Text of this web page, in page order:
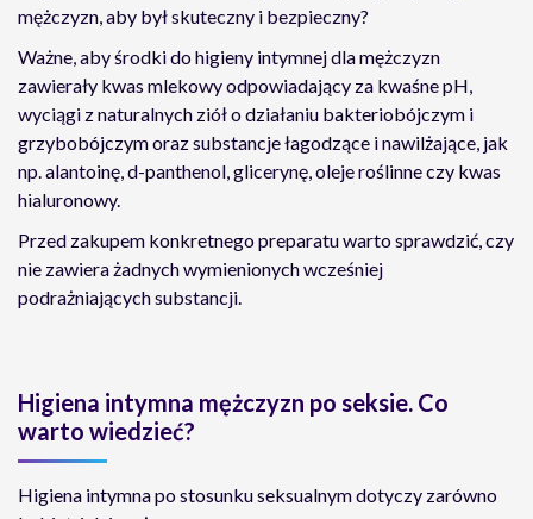
mężczyzn, aby był skuteczny i bezpieczny?
Ważne, aby środki do higieny intymnej dla mężczyzn
zawierały kwas mlekowy odpowiadający za kwaśne pH,
wyciągi z naturalnych ziół o działaniu bakteriobójczym i
grzybobójczym oraz substancje łagodzące i nawilżające, jak
np. alantoinę, d-panthenol, glicerynę, oleje roślinne czy kwas
hialuronowy.
Przed zakupem konkretnego preparatu warto sprawdzić, czy
nie zawiera żadnych wymienionych wcześniej
podrażniających substancji.
Higiena intymna mężczyzn po seksie. Co
warto wiedzieć?
Higiena intymna po stosunku seksualnym dotyczy zarówno